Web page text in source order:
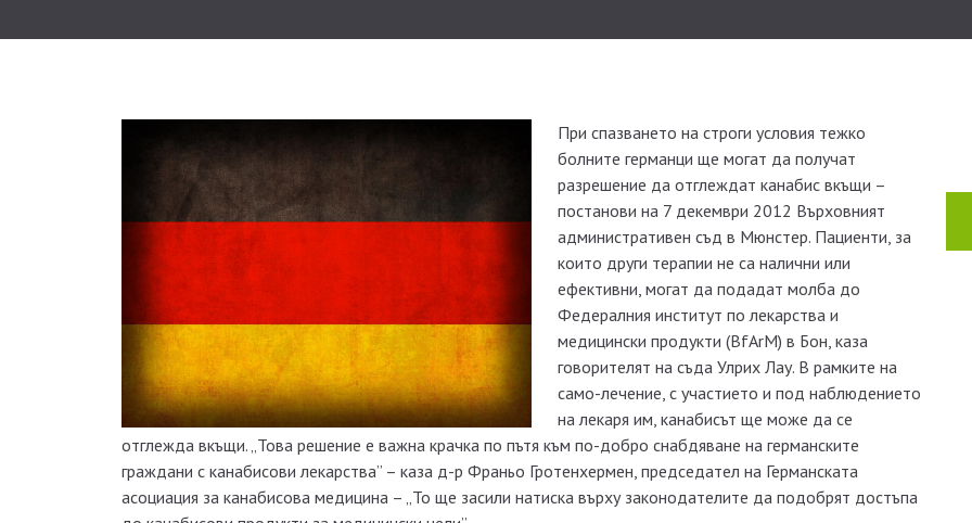
При спазването на строги условия тежко
болните германци ще могат да получат
разрешение да отглеждат канабис вкъщи –
постанови на 7 декември 2012 Върховният
административен съд в Мюнстер. Пациенти, за
които други терапии не са налични или
ефективни, могат да подадат молба до
Федералния институт по лекарства и
медицински продукти (BfArM) в Бон, каза
говорителят на съда Улрих Лау. В рамките на
само-лечение, с участието и под наблюдението
на лекаря им, канабисът ще може да се
отглежда вкъщи. „Това решение е важна крачка по пътя към по-добро снабдяване на германските
граждани с канабисови лекарства” – каза д-р Франьо Гротенхермен, председател на Германската
асоциация за канабисова медицина – „То ще засили натиска върху законодателите да подобрят достъпа